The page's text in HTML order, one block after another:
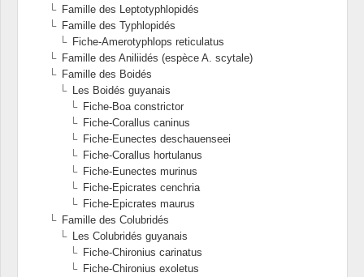
Famille des Leptotyphlopidés
Famille des Typhlopidés
Fiche-Amerotyphlops reticulatus
Famille des Aniliidés (espèce A. scytale)
Famille des Boidés
Les Boidés guyanais
Fiche-Boa constrictor
Fiche-Corallus caninus
Fiche-Eunectes deschauenseei
Fiche-Corallus hortulanus
Fiche-Eunectes murinus
Fiche-Epicrates cenchria
Fiche-Epicrates maurus
Famille des Colubridés
Les Colubridés guyanais
Fiche-Chironius carinatus
Fiche-Chironius exoletus